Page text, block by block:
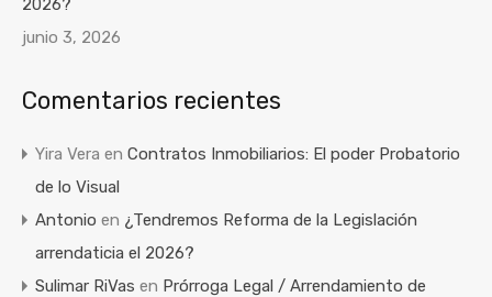
2026?
junio 3, 2026
Comentarios recientes
Yira Vera en Contratos Inmobiliarios: El poder Probatorio
de lo Visual
Antonio en ¿Tendremos Reforma de la Legislación
arrendaticia el 2026?
Sulimar RiVas en Prórroga Legal / Arrendamiento de